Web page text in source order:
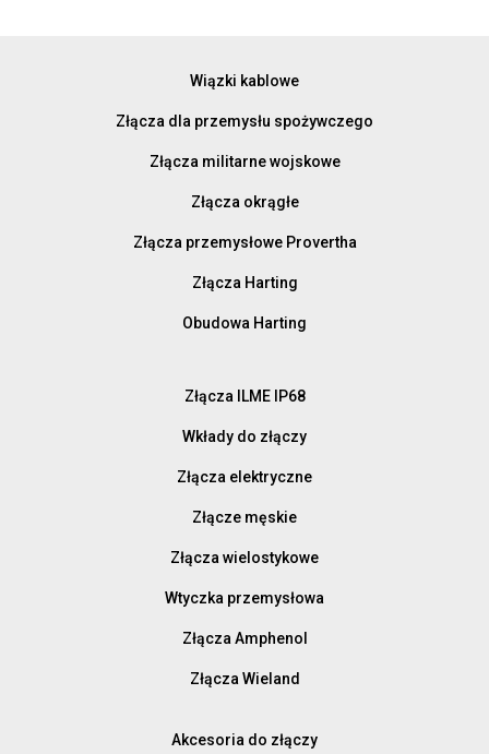
Wiązki kablowe
Złącza dla przemysłu spożywczego
Złącza militarne wojskowe
Złącza okrągłe
Złącza przemysłowe Provertha
Złącza Harting
Obudowa Harting
Złącza ILME IP68
Wkłady do złączy
Złącza elektryczne
Złącze męskie
Złącza wielostykowe
Wtyczka przemysłowa
Złącza Amphenol
Złącza Wieland
Akcesoria do złączy